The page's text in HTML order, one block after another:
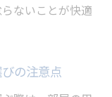
ないことが快適
の注意点